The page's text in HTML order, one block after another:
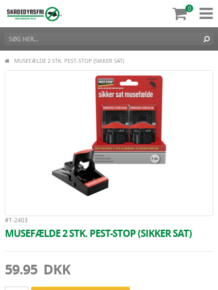
0
MUSEFÆLDE 2 STK. PEST-STOP (SIKKER SAT)
#T-2403
MUSEFÆLDE 2 STK. PEST-STOP (SIKKER SAT)
59.95 DKK